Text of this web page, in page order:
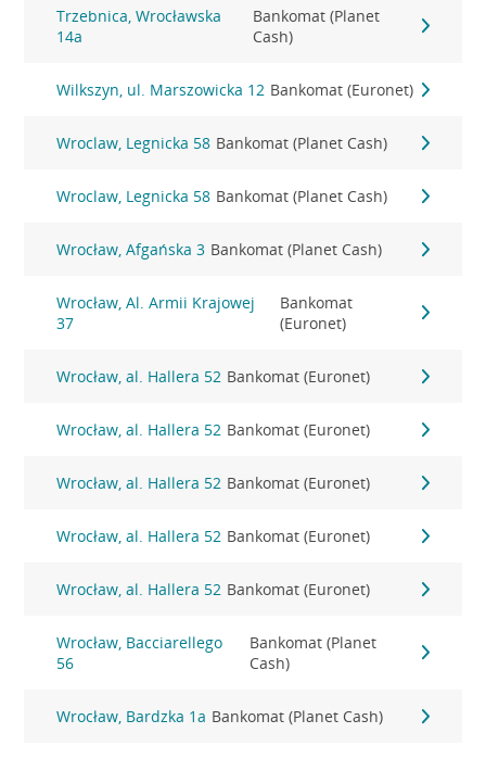
Trzebnica, Wrocławska
14a
Bankomat (Planet
Cash)
Wilkszyn, ul. Marszowicka 12 Bankomat (Euronet)
Wroclaw, Legnicka 58 Bankomat (Planet Cash)
Wroclaw, Legnicka 58 Bankomat (Planet Cash)
Wrocław, Afgańska 3 Bankomat (Planet Cash)
Wrocław, Al. Armii Krajowej
37
Bankomat
(Euronet)
Wrocław, al. Hallera 52 Bankomat (Euronet)
Wrocław, al. Hallera 52 Bankomat (Euronet)
Wrocław, al. Hallera 52 Bankomat (Euronet)
Wrocław, al. Hallera 52 Bankomat (Euronet)
Wrocław, al. Hallera 52 Bankomat (Euronet)
Wrocław, Bacciarellego
56
Bankomat (Planet
Cash)
Wrocław, Bardzka 1a Bankomat (Planet Cash)